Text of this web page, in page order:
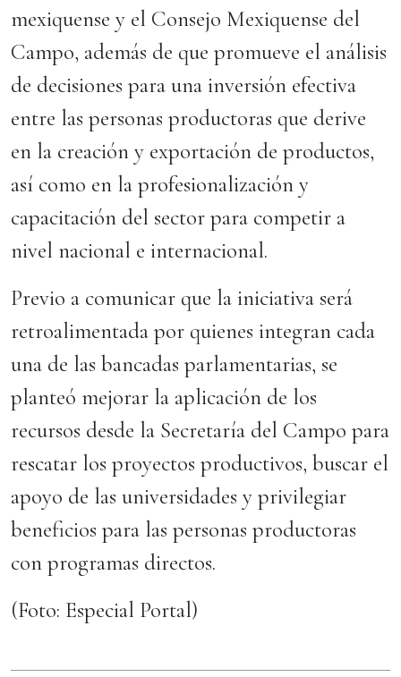
mexiquense y el Consejo Mexiquense del
Campo, además de que promueve el análisis
de decisiones para una inversión efectiva
entre las personas productoras que derive
en la creación y exportación de productos,
así como en la profesionalización y
capacitación del sector para competir a
nivel nacional e internacional.
Previo a comunicar que la iniciativa será
retroalimentada por quienes integran cada
una de las bancadas parlamentarias, se
planteó mejorar la aplicación de los
recursos desde la Secretaría del Campo para
rescatar los proyectos productivos, buscar el
apoyo de las universidades y privilegiar
beneficios para las personas productoras
con programas directos.
(Foto: Especial Portal)